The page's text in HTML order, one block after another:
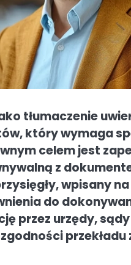
tłumaczenie
który wymaga
celem jest
z
wpisany
do
przez urzędy,
przekładu